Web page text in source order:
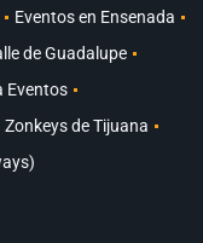
Eventos en Ensenada
de Guadalupe
Eventos
Zonkeys de Tijuana